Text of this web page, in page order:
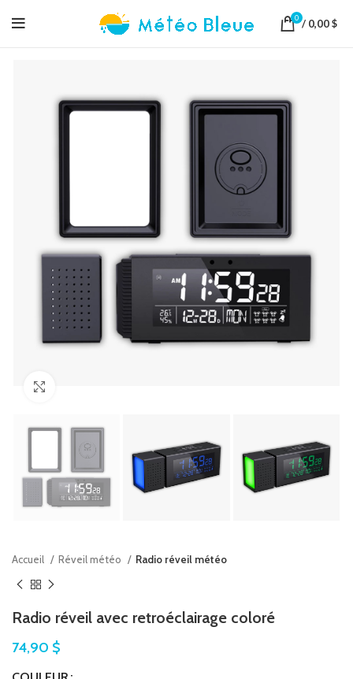
0 / 0,00$
Accueil Réveil météo Radio réveil météo
Radio réveil avec retroéclairage coloré
74,90 $